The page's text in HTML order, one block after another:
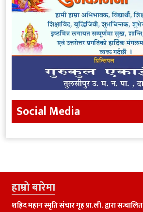
Social Media
हाम्राे बारेमा
शहिद महान स्मृति संचार गृह प्रा.ली. द्वारा सन्चालित